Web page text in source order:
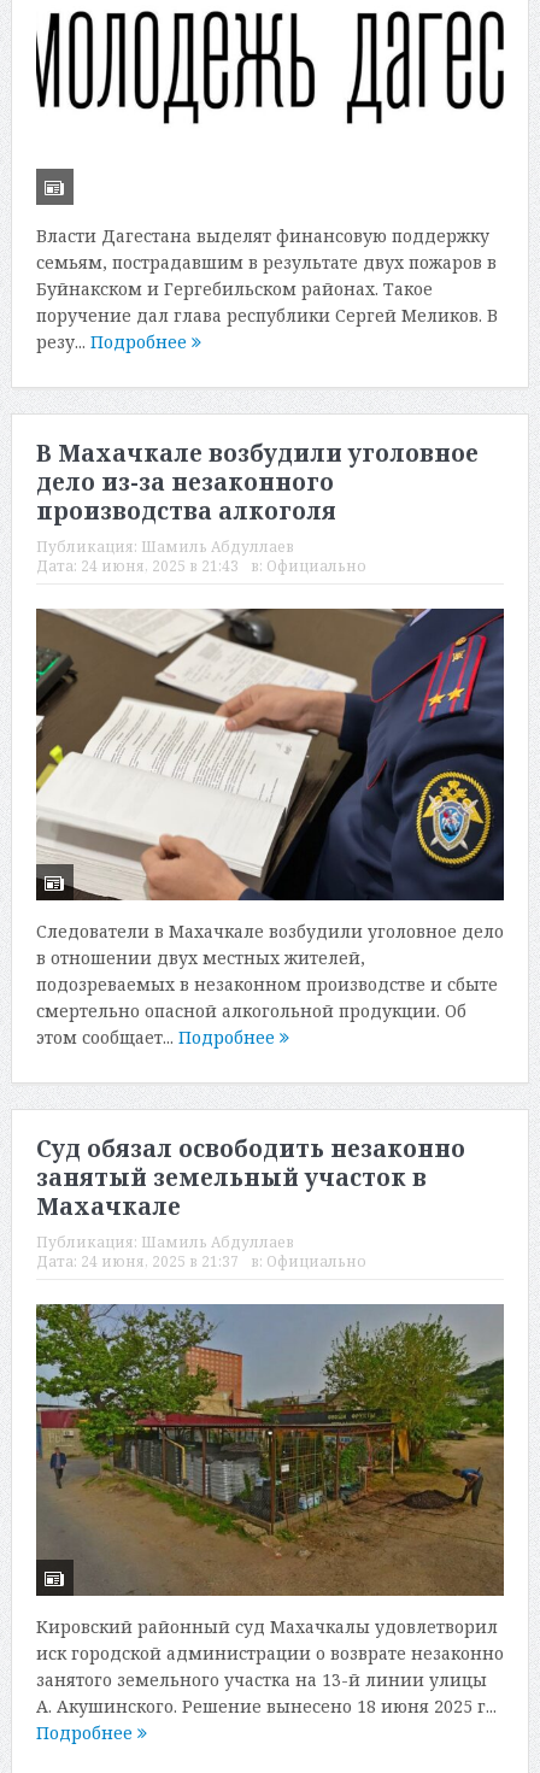
Власти Дагестана выделят финансовую поддержку
семьям, пострадавшим в результате двух пожаров в
Буйнакском и Гергебильском районах. Такое
поручение дал глава республики Сергей Меликов. В
резу... Подробнее
В Махачкале возбудили уголовное
дело из-за незаконного
производства алкоголя
Публикация: Шамиль Абдуллаев
Дата: 24 июня, 2025 в 21:43 в: Официально
Следователи в Махачкале возбудили уголовное дело
в отношении двух местных жителей,
подозреваемых в незаконном производстве и сбыте
смертельно опасной алкогольной продукции. Об
этом сообщает... Подробнее
Суд обязал освободить незаконно
занятый земельный участок в
Махачкале
Публикация: Шамиль Абдуллаев
Дата: 24 июня, 2025 в 21:37 в: Официально
Кировский районный суд Махачкалы удовлетворил
иск городской администрации о возврате незаконно
занятого земельного участка на 13-й линии улицы
А. Акушинского. Решение вынесено 18 июня 2025 г...
Подробнее